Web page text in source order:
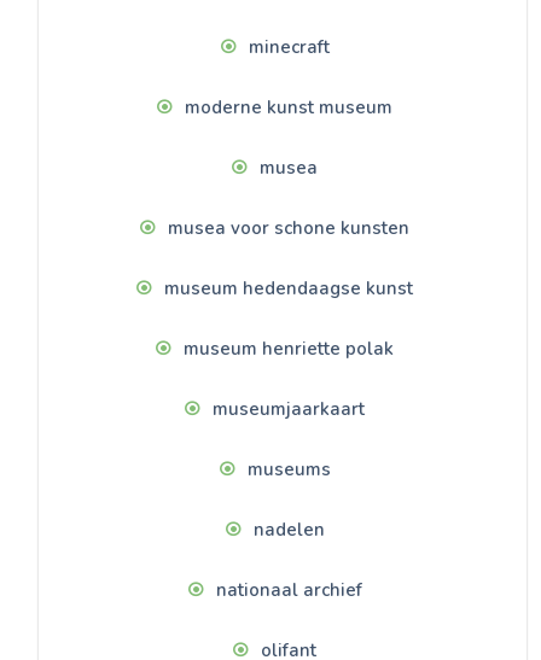
minecraft
moderne kunst museum
musea
musea voor schone kunsten
museum hedendaagse kunst
museum henriette polak
museumjaarkaart
museums
nadelen
nationaal archief
olifant